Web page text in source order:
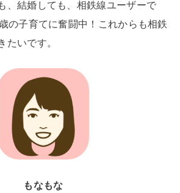
、結婚しても、相鉄線ユーザーで
の子育てに奮闘中！これからも相鉄
たいです。
もなもな